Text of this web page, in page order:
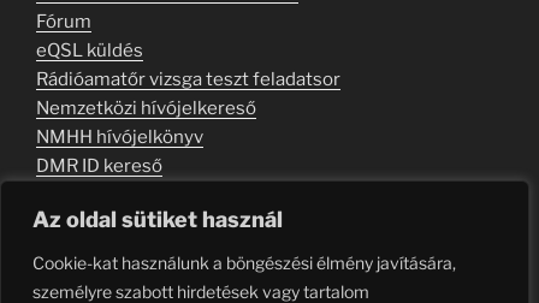
Az oldal sütiket használ
Cookie-kat használunk a böngészési élmény javítására,
személyre szabott hirdetések vagy tartalom
Fórum
eQSL küldés
Rádióamatőr vizsga teszt feladatsor
Nemzetközi hívójelkereső
NMHH hívójelkönyv
DMR ID kereső
Felhasználási feltételek